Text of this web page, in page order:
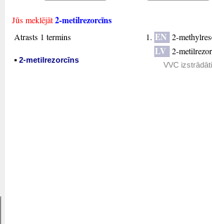
Jūs meklējāt2-metilrezorcīns
Atrasts 1 termins
▪ 2-metilrezorcīns
EN 2-
LV 2-
VVC